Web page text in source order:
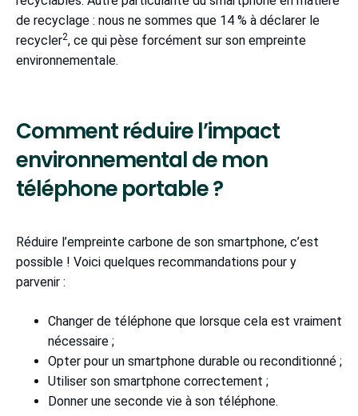
de recyclage : nous ne sommes que 14 % à déclarer le
recycler2, ce qui pèse forcément sur son empreinte
environnementale.
Comment réduire l’impact
environnemental de mon
téléphone portable ?
Réduire l’empreinte carbone de son smartphone, c’est
possible ! Voici quelques recommandations pour y
parvenir :
Changer de téléphone que lorsque cela est vraiment
nécessaire ;
Opter pour un smartphone durable ou reconditionné ;
Utiliser son smartphone correctement ;
Donner une seconde vie à son téléphone.